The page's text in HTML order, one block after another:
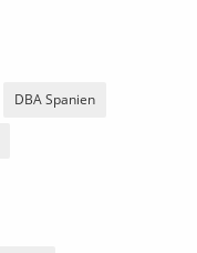
DBA Spanien